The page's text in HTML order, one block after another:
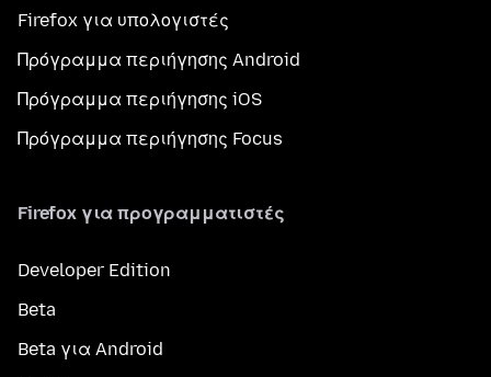
Firefox για υπολογιστές
Πρόγραμμα περιήγησης Android
Πρόγραμμα περιήγησης iOS
Πρόγραμμα περιήγησης Focus
Firefox για προγραμματιστές
Developer Edition
Beta
Beta για Android